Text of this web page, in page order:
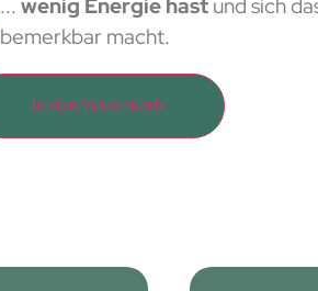
bemerkbar macht.
In den Warenkorb